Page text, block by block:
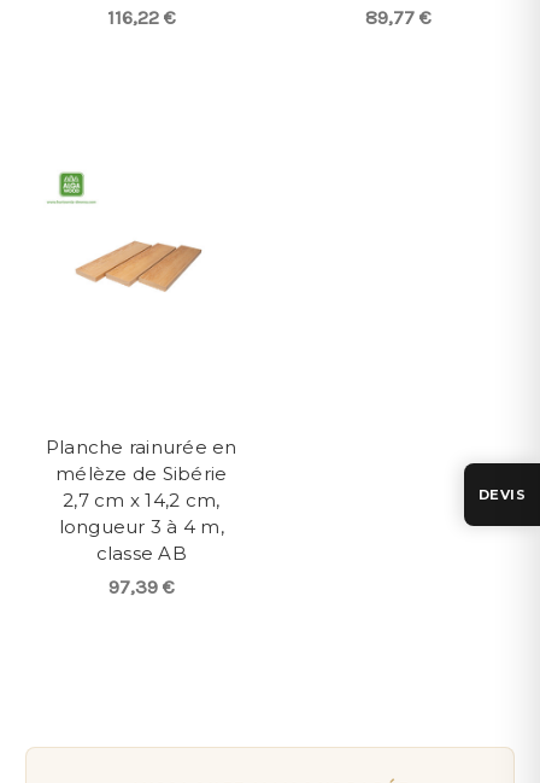
116,22 € 89,77 €
Planche rainurée en
mélèze de Sibérie
2,7 cm x 14,2 cm,
longueur 3 à 4 m,
classe AB
97,39 €
DEVIS